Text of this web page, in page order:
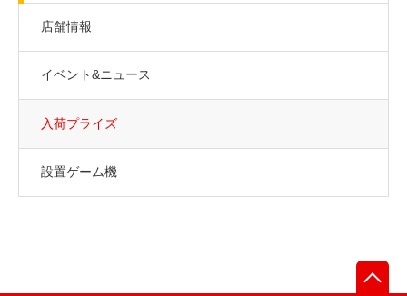
店舗情報
イベント&ニュース
入荷プライズ
設置ゲーム機